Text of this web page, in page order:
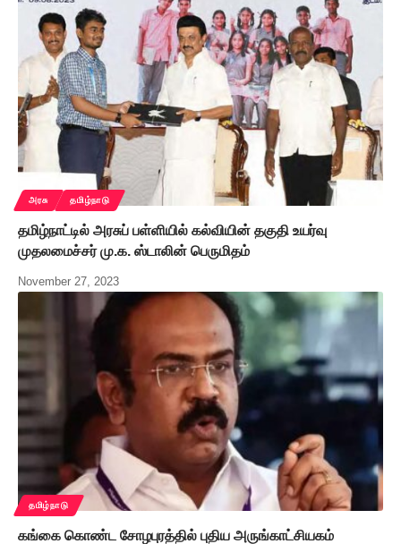
அரசு தமிழ்நாடு
தமிழ்நாட்டில் அரசுப் பள்ளியில் கல்வியின் தகுதி உயர்வு
முதலமைச்சர் மு.க. ஸ்டாலின் பெருமிதம்
November 27, 2023
தமிழ்நாடு
கங்கை கொண்ட சோழபுரத்தில் புதிய அருங்காட்சியகம்